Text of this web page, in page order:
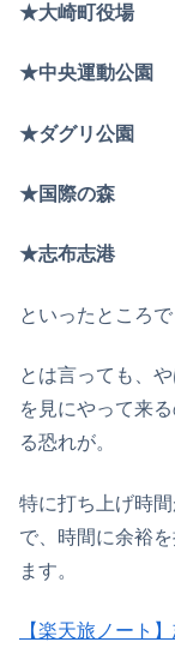
★大崎町役場
★中央運動
★ダグリ
★国際の森
★志布志港
といったところ
とは言っても、
を見にやって来
る恐れが。
特に打ち上げ時
で、時間に余裕
ます。
【楽天旅ノート